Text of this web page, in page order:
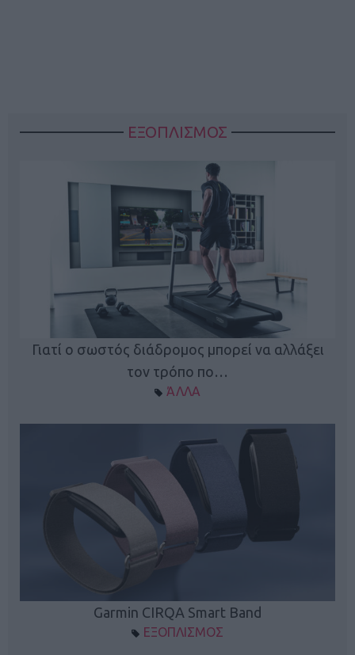
ΕΞΟΠΛΙΣΜΟΣ
Γιατί ο σωστός διάδρομος μπορεί να αλλάξει
τον τρόπο πο…
ΆΛΛΑ
Garmin CIRQA Smart Band
ΕΞΟΠΛΙΣΜΟΣ